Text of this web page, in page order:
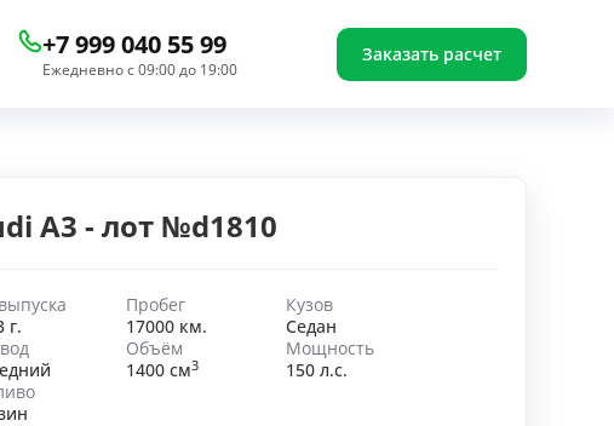
+7 999 040 55 99
Ежедневно с 09:00 до 19:00
Заказать расчет
A3 - лот №d1810
г.
Пробег
17000 км.
Кузов
Седан
Объём
1400 см3
Мощность
150 л.с.